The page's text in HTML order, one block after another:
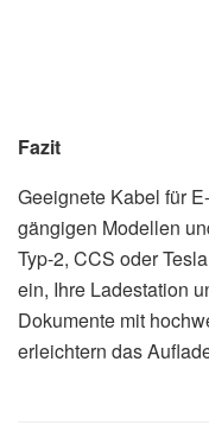
Fazit
Geeignete Kabel für
gängigen Modellen
Typ-2, CCS oder
ein, Ihre Ladestation
Dokumente mit
erleichtern das